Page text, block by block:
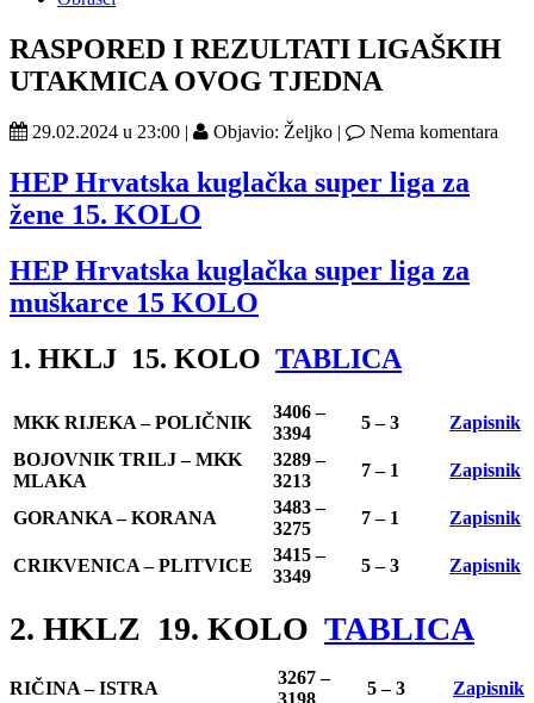
RASPORED I REZULTATI LIGAŠKIH
UTAKMICA OVOG TJEDNA
29.02.2024 u 23:00 | Objavio: Željko | Nema komentara
HEP Hrvatska kuglačka super liga za
žene 15. KOLO
HEP Hrvatska kuglačka super liga za
muškarce 15 KOLO
1. HKLJ 15. KOLO TABLICA
MKK RIJEKA – POLIČNIK
3406 –
3394
5 – 3
Zapisnik
BOJOVNIK TRILJ – MKK
MLAKA
3289 –
3213
7 – 1 Zapisnik
GORANKA – KORANA
3483 –
3275
7 – 1 Zapisnik
CRIKVENICA – PLITVICE
3415 –
3349
5 – 3 Zapisnik
2. HKLZ 19. KOLO TABLICA
RIČINA – ISTRA
3267 –
5 – 3 Zapisnik